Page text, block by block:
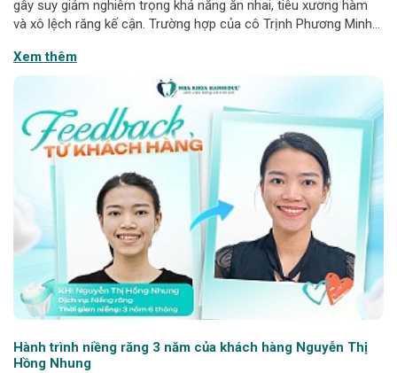
gây suy giảm nghiêm trọng khả năng ăn nhai, tiêu xương hàm
và xô lệch răng kế cận. Trường hợp của cô Trịnh Phương Minh
ghép xương để phục hồi bề
Xem thêm
Hành trình niềng răng 3 năm của khách hàng Nguyễn Thị
Hồng Nhung